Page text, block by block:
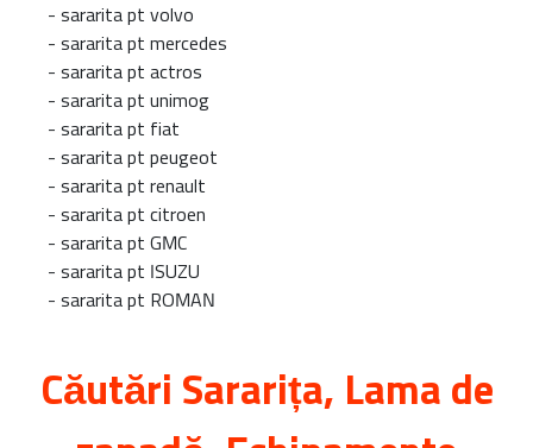
- sararita pt volvo
- sararita pt mercedes
- sararita pt actros
- sararita pt unimog
- sararita pt fiat
- sararita pt peugeot
- sararita pt renault
- sararita pt citroen
- sararita pt GMC
- sararita pt ISUZU
- sararita pt ROMAN
Căutări Sararița, Lama de